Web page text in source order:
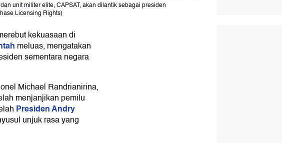
unit militer elite, CAPSAT, akan dilantik sebagai presiden
Licensing Rights)
kekuasaan di
meluas, mengatakan
sementara negara
Michael Randrianirina,
menjanjikan pemilu
Presiden Andry
unjuk rasa yang